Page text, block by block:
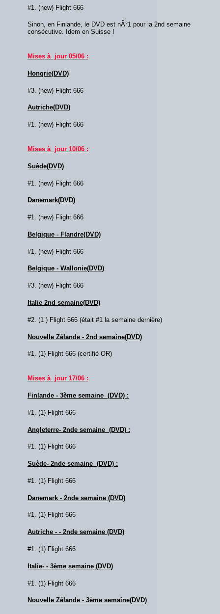
#1. (new) Flight 666
Sinon, en Finlande, le DVD est nÂ°1 pour la 2nd semaine
consécutive. Idem en Suisse !
Mises à jour 05/06 :
Hongrie(DVD)
#3. (new) Flight 666
Autriche(DVD)
#1. (new) Flight 666
Mises à jour 10/06 :
Suède(DVD)
#1. (new) Flight 666
Danemark(DVD)
#1. (new) Flight 666
Belgique - Flandre(DVD)
#1. (new) Flight 666
Belgique - Wallonie(DVD)
#3. (new) Flight 666
Italie 2nd semaine(DVD)
#2. (1 ) Flight 666 (était #1 la semaine dernière)
Nouvelle Zélande - 2nd semaine(DVD)
#1. (1) Flight 666 (certifié OR)
Mises à jour 17/06 :
Finlande - 3ème semaine (DVD) :
#1. (1) Flight 666
Angleterre- 2nde semaine (DVD) :
#1. (1) Flight 666
Suède- 2nde semaine (DVD) :
#1. (1) Flight 666
Danemark - 2nde semaine (DVD)
#1. (1) Flight 666
Autriche - - 2nde semaine (DVD)
#1. (1) Flight 666
Italie- - 3ème semaine (DVD)
#1. (1) Flight 666
Nouvelle Zélande - 3ème semaine(DVD)